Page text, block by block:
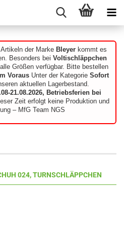
der Marke Bleyerkommt es
Besonders bei Voltischläppchen
Größen verfügbar. Bitte bestellen
VorausUnter der Kategorie Sofort
aktuellen Lagerbestand.
21.08.2026, Betriebsferien bei
Zeit erfolgt keine Produktion und
– MfG Team NGS
024, TURNSCHLÄPPCHEN